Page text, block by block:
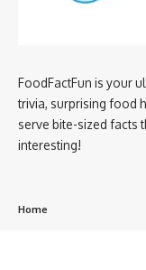
FoodFactFun is your
trivia, surprising food
serve bite-sized facts
interesting!
Home